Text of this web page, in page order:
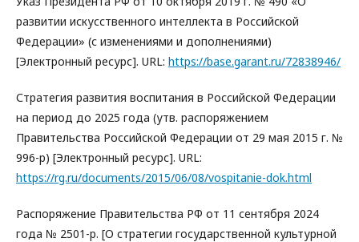
развитии искусственного интеллекта в Российской
Федерации» (с изменениями и дополнениями)
[Электронный ресурс]. URL: https://base.garant.ru/72838946/
Стратегия развития воспитания в Российской Федерации
на период до 2025 года (утв. распоряжением
Правительства Российской Федерации от 29 мая 2015 г. №
996-р) [Электронный ресурс]. URL:
https://rg.ru/documents/2015/06/08/vospitanie-dok.html
Распоряжение Правительства РФ от 11 сентября 2024
года № 2501-р. [О стратегии государственной культурной